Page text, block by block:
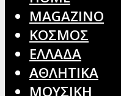
MAGAZINO
ΚΟΣΜΟΣ
ΕΛΛΑΔΑ
ΑΘΛΗΤΙΚΑ
ΜΟΥΣΙΚΗ